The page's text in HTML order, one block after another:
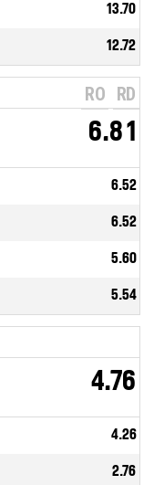
13.70
12.72
RO RD
6.81
6.52
6.52
5.60
5.54
4.76
4.26
2.76